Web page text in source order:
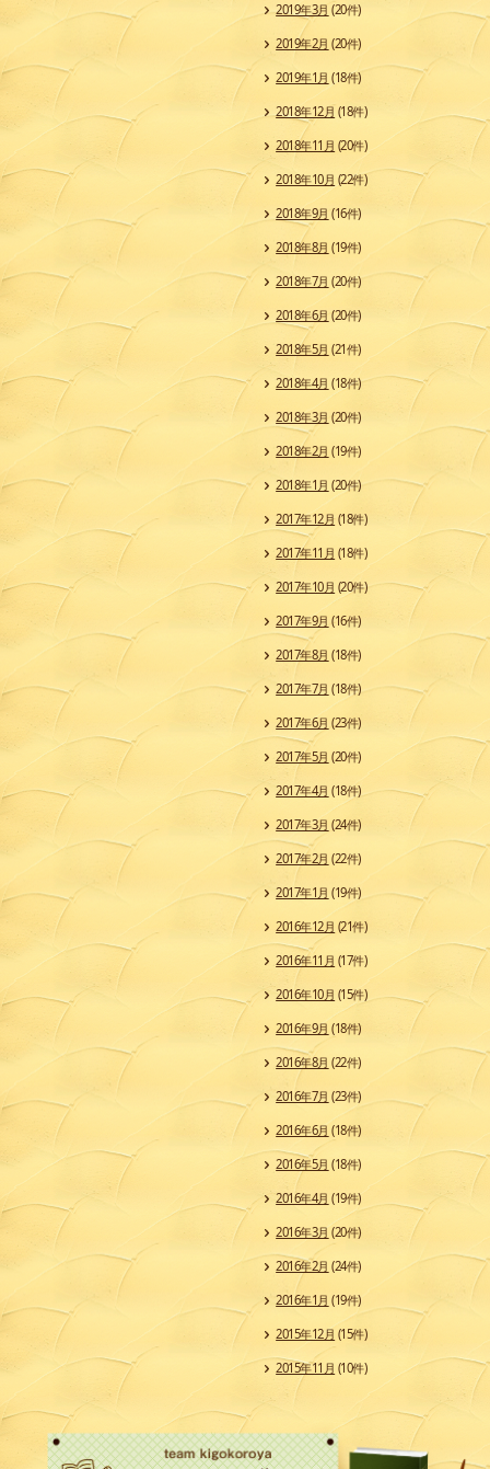
2019年3月 (20件)
2019年2月 (20件)
2019年1月 (18件)
2018年12月 (18件)
2018年11月 (20件)
2018年10月 (22件)
2018年9月 (16件)
2018年8月 (19件)
2018年7月 (20件)
2018年6月 (20件)
2018年5月 (21件)
2018年4月 (18件)
2018年3月 (20件)
2018年2月 (19件)
2018年1月 (20件)
2017年12月 (18件)
2017年11月 (18件)
2017年10月 (20件)
2017年9月 (16件)
2017年8月 (18件)
2017年7月 (18件)
2017年6月 (23件)
2017年5月 (20件)
2017年4月 (18件)
2017年3月 (24件)
2017年2月 (22件)
2017年1月 (19件)
2016年12月 (21件)
2016年11月 (17件)
2016年10月 (15件)
2016年9月 (18件)
2016年8月 (22件)
2016年7月 (23件)
2016年6月 (18件)
2016年5月 (18件)
2016年4月 (19件)
2016年3月(20件)
2016年2月 (24件)
2016年1月 (19件)
2015年12月 (15件)
2015年11月 (10件)